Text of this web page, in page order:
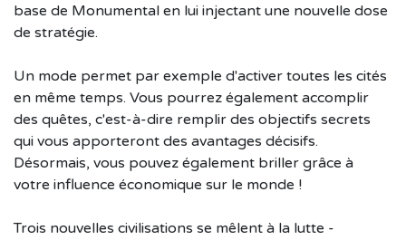
base de Monumental en lui injectant une nouvelle dose
de stratégie.
Un mode permet par exemple d'activer toutes les cités
en même temps. Vous pourrez également accomplir
des quêtes, c'est-à-dire remplir des objectifs secrets
qui vous apporteront des avantages décisifs.
Désormais, vous pouvez également briller grâce à
votre influence économique sur le monde !
Trois nouvelles civilisations se mêlent à la lutte -